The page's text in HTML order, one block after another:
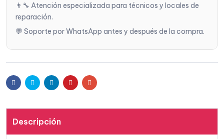
👨‍🔧 Atención especializada para técnicos y locales de
reparación.
💬 Soporte por WhatsApp antes y después de la compra.
FacebookTwitter LinkedinPinterestEmail
Descripción